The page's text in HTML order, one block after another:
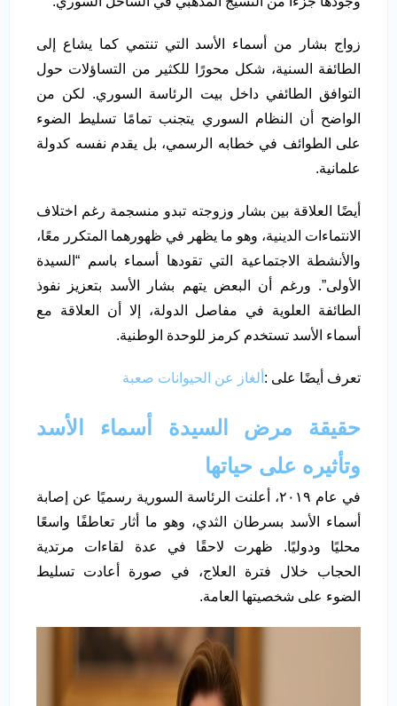
زواج بشار من أسماء الأسد التي تنتمي كما يشاع إلى
الطائفة السنية، شكل محورًا للكثير من التساؤلات حول
التوافق الطائفي داخل بيت الرئاسة السوري. لكن من
الواضح أن النظام السوري يتجنب تمامًا تسليط الضوء
على الطوائف في خطابه الرسمي، بل يقدم نفسه كدولة
علمانية.
أيضًا العلاقة بين بشار وزوجته تبدو منسجمة رغم اختلاف
الانتماءات الدينية، وهو ما يظهر في ظهورهما المتكرر معًا،
والأنشطة الاجتماعية التي تقودها أسماء باسم “السيدة
الأولى”. ورغم أن البعض يتهم بشار الأسد بتعزيز نفوذ
الطائفة العلوية في مفاصل الدولة، إلا أن العلاقة مع
أسماء الأسد تستخدم كرمز للوحدة الوطنية.
تعرف أيضًا على : ألغاز عن الحيوانات صعبة
حقيقة مرض السيدة أسماء الأسد
وتأثيره على حياتها
في عام ٢٠١٩، أعلنت الرئاسة السورية رسميًا عن إصابة
أسماء الأسد بسرطان الثدي، وهو ما أثار تعاطفًا واسعًا
محليًا ودوليًا. ظهرت لاحقًا في عدة لقاءات مرتدية
الحجاب خلال فترة العلاج، في صورة أعادت تسليط
الضوء على شخصيتها العامة.